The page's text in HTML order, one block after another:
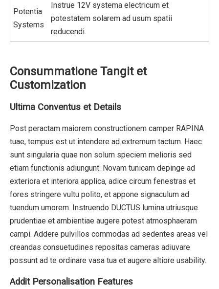
Potentia
Systems
Instrue 12V systema electricum et
potestatem solarem ad usum spatii
reducendi.
Consummatione Tangit et
Customization
Ultima Conventus et Details
Post peractam maiorem constructionem camper RAPINA
tuae, tempus est ut intendere ad extremum tactum. Haec
sunt singularia quae non solum speciem melioris sed
etiam functionis adiungunt. Novam tunicam depinge ad
exteriora et interiora applica, adice circum fenestras et
fores stringere vultu polito, et appone signaculum ad
tuendum umorem. Instruendo DUCTUS lumina utriusque
prudentiae et ambientiae augere potest atmosphaeram
campi. Addere pulvillos commodas ad sedentes areas vel
creandas consuetudines repositas cameras adiuvare
possunt ad te ordinare vasa tua et augere altiore usability.
Addit Personalisation Features